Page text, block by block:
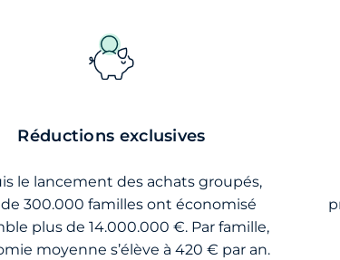
Réductions exclusives
le lancement des achats groupés,
300.000 familles ont économisé
plus de 14.000.000 €. Par famille,
moyenne s’élève à 420 € par an.